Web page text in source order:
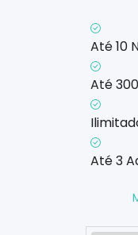
Até 10
Até
Até 3